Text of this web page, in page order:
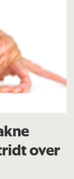
over